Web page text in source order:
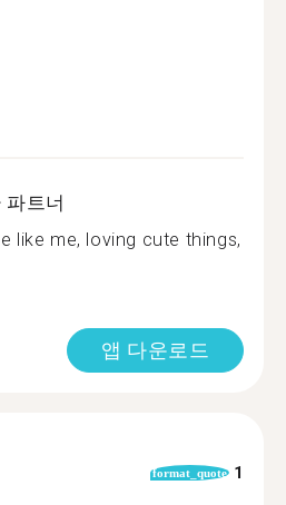
트너
like me, loving cute things,
앱 다운로드
format_quote 1